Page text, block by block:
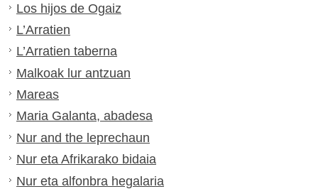
Los hijos de Ogaiz
L’Arratien
L’Arratien taberna
Malkoak lur antzuan
Mareas
Maria Galanta, abadesa
Nur and the leprechaun
Nur eta Afrikarako bidaia
Nur eta alfonbra hegalaria